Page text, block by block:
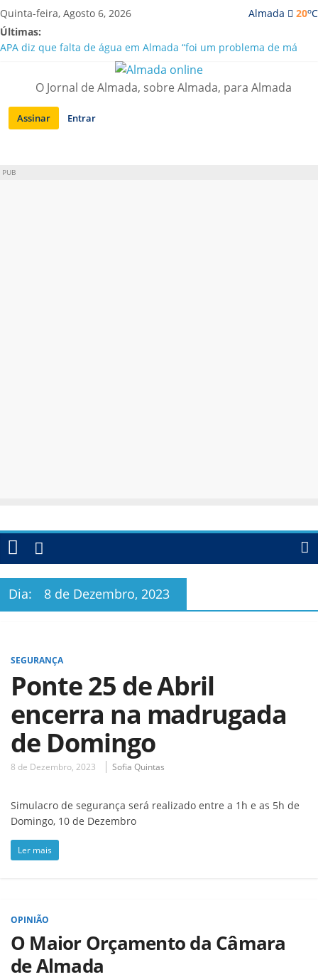
Saltar
para
conteúdo
Almada 20oC
Quinta-feira, Agosto 6, 2026
Últimas:
APA diz que falta de água em Almada “foi um problema de má
Laranjeiro | Cultura pop asiática invade a Casa Amarela
Ponte 25 de Abril celebra 60 anos com programa cultural entre
Lisboa e Almada
Situação de alerta em Almada renovada até final de Agosto
O Jornal de Almada, sobre Almada, para Almada
Assinar Entrar
PUB
Dia: 8 de Dezembro, 2023
SEGURANÇA
Ponte 25 de Abril
encerra na madrugada
de Domingo
8 de Dezembro, 2023 Sofia Quintas
Simulacro de segurança será realizado entre a 1h e as 5h de
Domingo, 10 de Dezembro
Ler mais
OPINIÃO
O Maior Orçamento da Câmara
de Almada